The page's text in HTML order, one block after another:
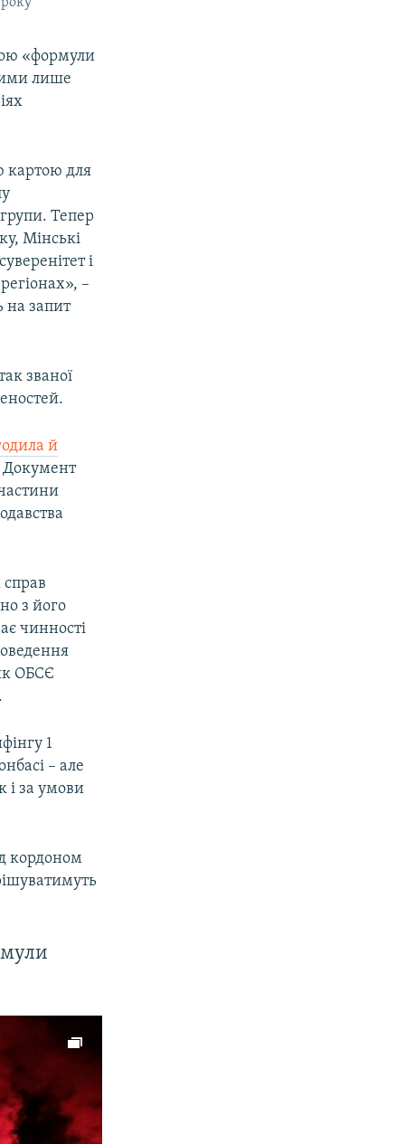
«формули
лише
картою для
Тепер
Мінські
і
–
на запит
званої
й
Документ
з його
чинності
ОБСЄ
1
– але
і за умови
кордоном